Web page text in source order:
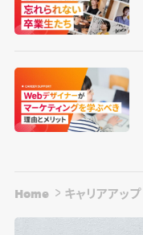
Home キャリアアップ